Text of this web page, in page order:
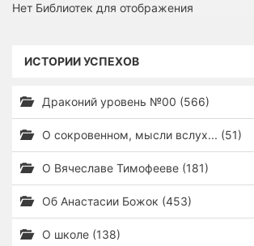
Нет Библиотек для отображения
ИСТОРИИ УСПЕХОВ
Драконий уровень №00 (566)
О сокровенном, мысли вслух... (51)
О Вячеславе Тимофееве (181)
Об Анастасии Божок (453)
О школе (138)